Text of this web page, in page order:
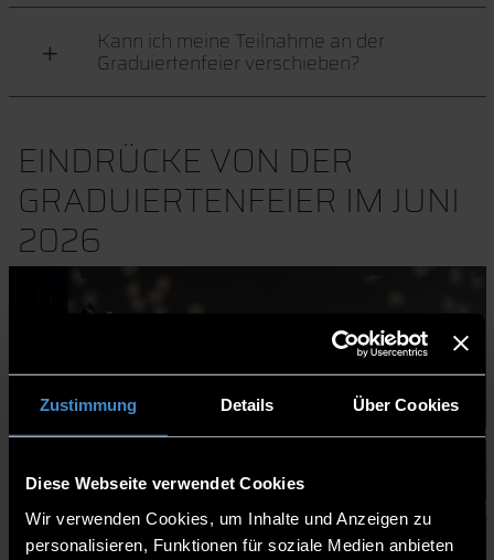
Zustimmung Details Über Cookies
Diese Webseite verwendet Cookies
Wir verwenden Cookies, um Inhalte und Anzeigen zu
personalisieren, Funktionen für soziale Medien anbieten
Kann ich meine Teilnahme an der
Graduiertenfeier verschieben?
EINDRÜCKE VON DER
GRADUIERTENFEIER IM JUNI
2026